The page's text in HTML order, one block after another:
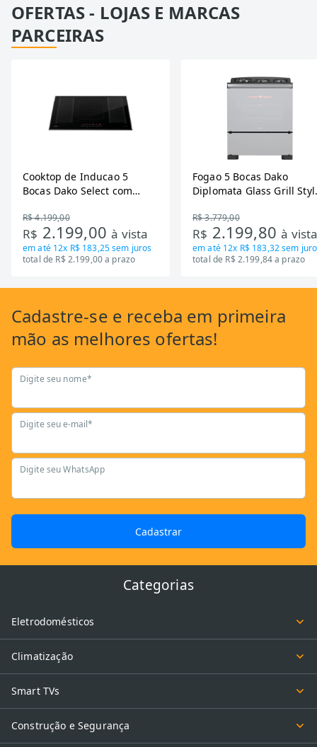
OFERTAS - LOJAS E MARCAS
PARCEIRAS
Cooktop de Inducao 5
Bocas Dako Select com
R$ 4.199,00
R$ 2.199,00à vista
em até 12x R$ 183,25sem juros
total de R$ 2.199,00 a prazo
Fogao 5 Bocas Dako
Diplomata Glass Grill
R$ 3.779,00
R$ 2.199,80à
em até 12x R$ 183,32sem
total de R$ 2.199,84 a prazo
Cadastre-se e receba em primeira
mão as melhores ofertas!
Digite seu nome*
Digite seu e-mail*
Digite seu WhatsApp
Cadastrar
Categorias
Eletrodomésticos
Climatização
Smart TVs
Construção e Segurança